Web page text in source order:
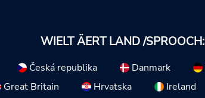
WIELT ÄERT LAND /SPROOCH:
Česká republika Danmark
Great Britain Hrvatska Ireland